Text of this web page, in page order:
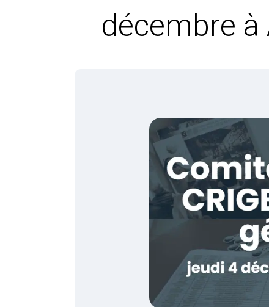
décembre à